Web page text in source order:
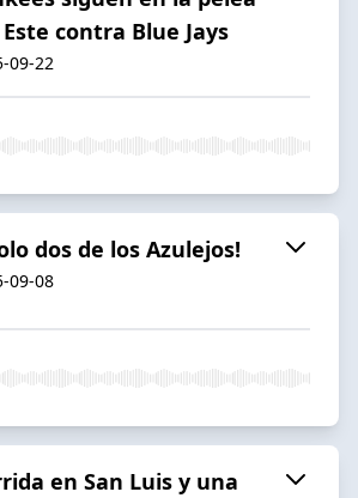
contra Blue Jays
09-22
dos de los Azulejos!
09-08
en San Luis y una